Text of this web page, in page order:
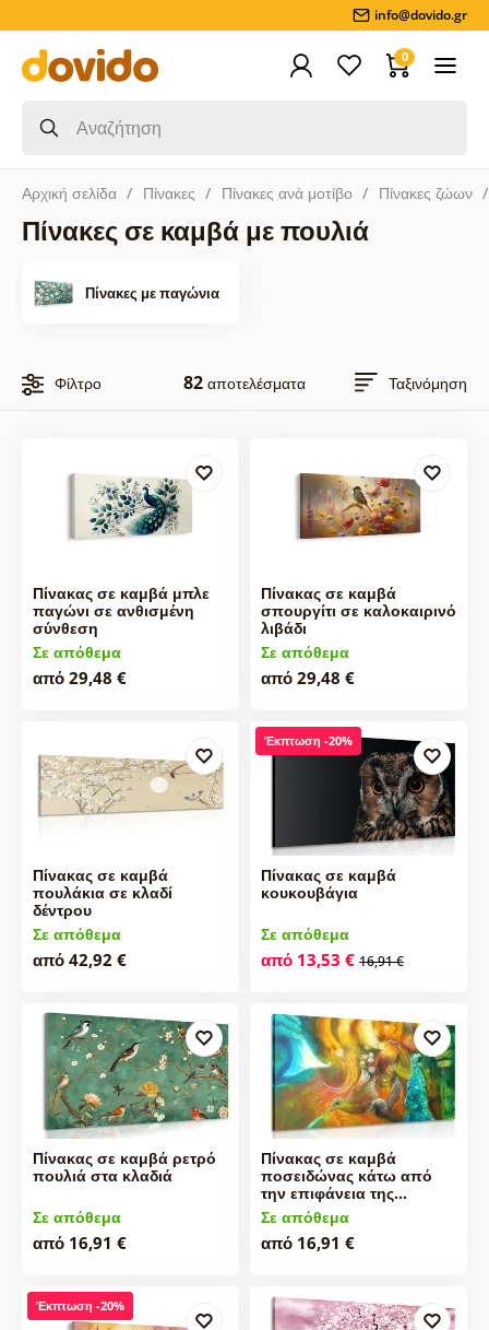
info@dovido.gr
0
Αρχική σελίδα Πίνακες Πίνακες ανά μοτίβο Πίνακες ζώων
Πίνακες σε καμβά με πουλιά
Πίνακες με παγώνια
Φίλτρο 82 αποτελέσματα Ταξινόμηση
Πίνακας σε καμβά μπλε
παγώνι σε ανθισμένη
σύνθεση
Σε απόθεμα
από 29,48 €
Πίνακας σε καμβά
σπουργίτι σε καλοκαιρινό
λιβάδι
Σε απόθεμα
από 29,48 €
Πίνακας σε καμβά
πουλάκια σε κλαδί
δέντρου
Σε απόθεμα
από 42,92 €
Έκπτωση -20%
Πίνακας σε καμβά
κουκουβάγια
Σε απόθεμα
από 13,53 € 16,91 €
Πίνακας σε καμβά ρετρό
πουλιά στα κλαδιά
Σε απόθεμα
από 16,91 €
Πίνακας σε καμβά
ποσειδώνας κάτω από
την επιφάνεια της…
Σε απόθεμα
από 16,91 €
Έκπτωση -20%